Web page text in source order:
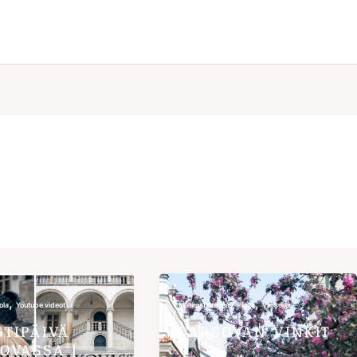
,Youtube videot
|
Matkustaminen,Puola,Varsova
VARSOVAN VINKIT